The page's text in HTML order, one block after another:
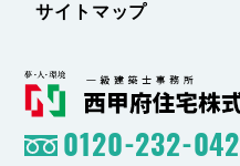
サイトマップ
0120-232-042